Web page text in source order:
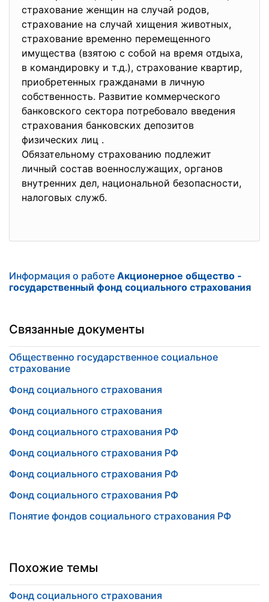
страхование женщин на случай родов,
страхование на случай хищения животных,
страхование временно перемещенного
имущества (взятою с собой на время отдыха,
в командировку и т.д.), страхование квартир,
приобретенных гражданами в личную
собственность. Развитие коммерческого
банковского сектора потребовало введения
страхования банковских депозитов
физических лиц .
Обязательному страхованию подлежит
личный состав военнослужащих, органов
внутренних дел, национальной безопасности,
налоговых служб.
Информация о работе Акционерное общество -
государственный фонд социального страхования
Связанные документы
Общественно государственное социальное
страхование
Фонд социального страхования
Фонд социального страхования
Фонд социального страхования РФ
Фонд социального страхования РФ
Фонд социального страхования РФ
Фонд социального страхования РФ
Понятие фондов социального страхования РФ
Похожие темы
Фонд социального страхования